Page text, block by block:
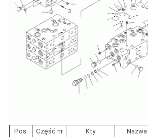
Pos. Część nr Kty